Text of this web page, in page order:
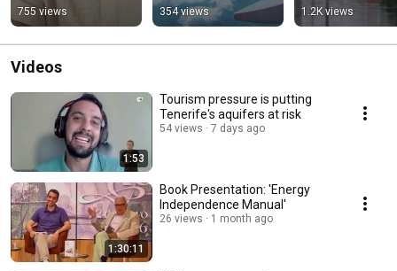
blocking the fight
against climate
change?
755 views 354 views
recursos
1.2K views
Videos
1:53
Tourism pressure is putting
Tenerife's aquifers at risk
54 views 7 days ago
1:30:11
Book Presentation: 'Energy
Independence Manual'
26 views 1 month ago